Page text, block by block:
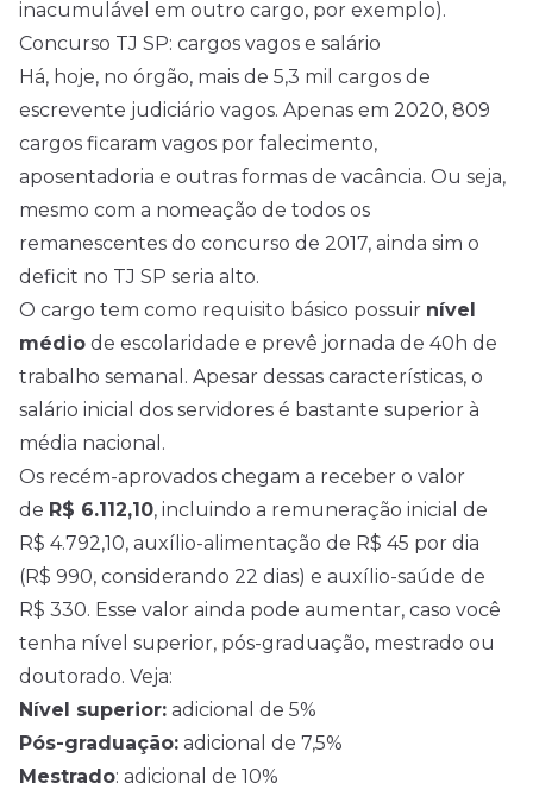
inacumulável em outro cargo, por exemplo).
Concurso TJ SP: cargos vagos e salário
Há, hoje, no órgão, mais de 5,3 mil cargos de
escrevente judiciário vagos. Apenas em 2020, 809
cargos ficaram vagos por falecimento,
aposentadoria e outras formas de vacância. Ou seja,
mesmo com a nomeação de todos os
remanescentes do concurso de 2017, ainda sim o
deficit no TJ SP seria alto.
O cargo tem como requisito básico possuir nível
médio de escolaridade e prevê jornada de 40h de
trabalho semanal. Apesar dessas características, o
salário inicial dos servidores é bastante superior à
média nacional.
Os recém-aprovados chegam a receber o valor
de R$ 6.112,10, incluindo a remuneração inicial de
R$ 4.792,10, auxílio-alimentação de R$ 45 por dia
(R$ 990, considerando 22 dias) e auxílio-saúde de
R$ 330. Esse valor ainda pode aumentar, caso você
tenha nível superior, pós-graduação, mestrado ou
doutorado. Veja:
Nível superior: adicional de 5%
Pós-graduação: adicional de 7,5%
Mestrado: adicional de 10%